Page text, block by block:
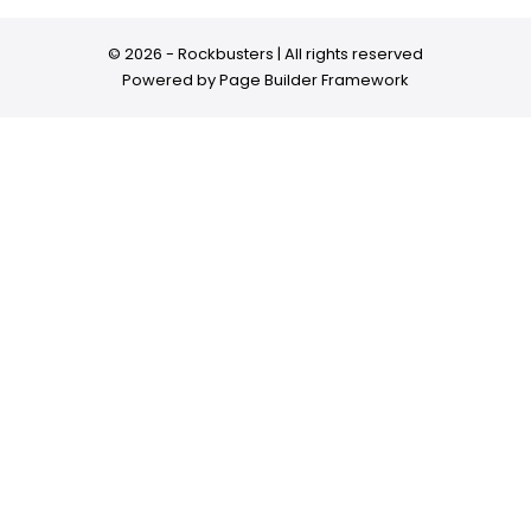
© 2026 - Rockbusters | All rights reserved
Powered byPage Builder Framework